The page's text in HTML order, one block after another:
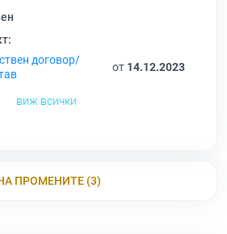
договор/
от 14.12.2023
виж всички
ПРОМЕНИТЕ (3)